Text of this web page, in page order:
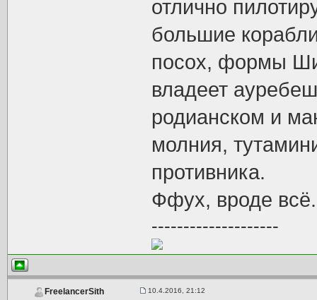
отлично
большие
посох, формы
владеет
родианском и
молния,
противника.
Ффух, вроде всё.
--------------------
FreelancerSith 10.4.2016, 21:12